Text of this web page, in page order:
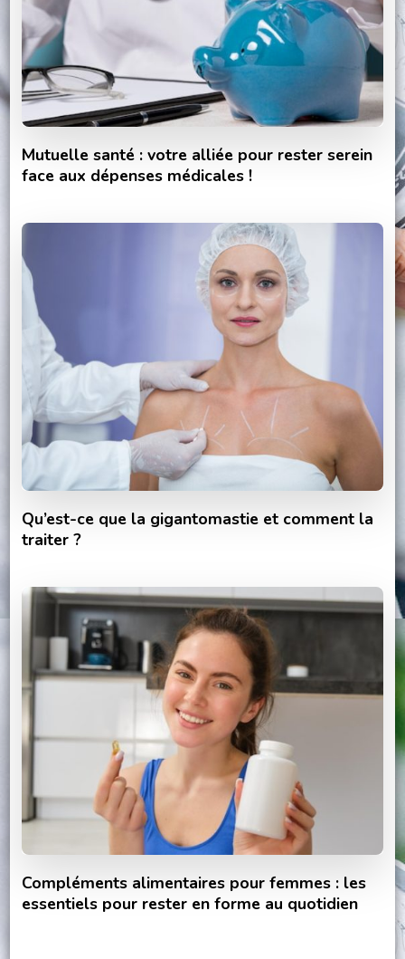
Mutuelle santé : votre alliée pour rester serein
face aux dépenses médicales !
Qu’est-ce que la gigantomastie et comment la
traiter ?
Compléments alimentaires pour femmes : les
essentiels pour rester en forme au quotidien